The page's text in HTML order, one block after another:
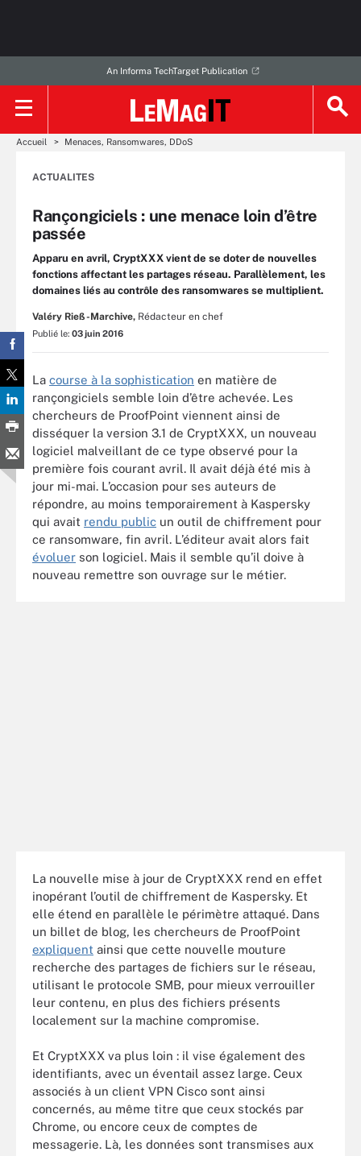
An Informa TechTarget Publication
Accueil Menaces, Ransomwares, DDoS
ACTUALITES
Rançongiciels : une menace loin d’être
passée
Apparu en avril, CryptXXX vient de se doter de nouvelles
fonctions affectant les partages réseau. Parallèlement, les
domaines liés au contrôle des ransomwares se multiplient.
Valéry Rieß-Marchive, Rédacteur en chef
Publié le: 03 juin 2016
La course à la sophistication en matière de
rançongiciels semble loin d’être achevée. Les
chercheurs de ProofPoint viennent ainsi de
disséquer la version 3.1 de CryptXXX, un nouveau
logiciel malveillant de ce type observé pour la
première fois courant avril. Il avait déjà été mis à
jour mi-mai. L’occasion pour ses auteurs de
répondre, au moins temporairement à Kaspersky
qui avait rendu public un outil de chiffrement pour
ce ransomware, fin avril. L’éditeur avait alors fait
évoluer son logiciel. Mais il semble qu’il doive à
nouveau remettre son ouvrage sur le métier.
La nouvelle mise à jour de CryptXXX rend en effet
inopérant l’outil de chiffrement de Kaspersky. Et
elle étend en parallèle le périmètre attaqué. Dans
un billet de blog, les chercheurs de ProofPoint
expliquent ainsi que cette nouvelle mouture
recherche des partages de fichiers sur le réseau,
utilisant le protocole SMB, pour mieux verrouiller
leur contenu, en plus des fichiers présents
localement sur la machine compromise.
Et CryptXXX va plus loin : il vise également des
identifiants, avec un éventail assez large. Ceux
associés à un client VPN Cisco sont ainsi
concernés, au même titre que ceux stockés par
Chrome, ou encore ceux de comptes de
messagerie. Là, les données sont transmises aux